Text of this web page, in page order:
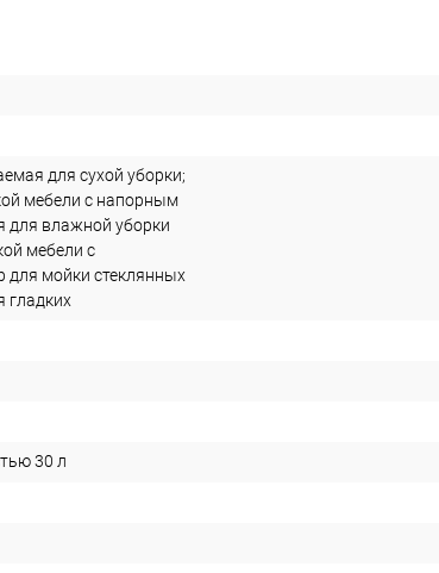
для сухой уборки;
мебели с напорным
для влажной уборки
мебели с
для мойки стеклянных
гладких
30 л